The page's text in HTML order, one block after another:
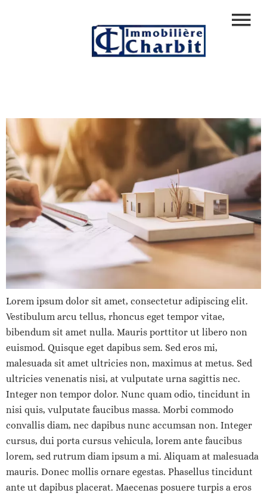
Lorem ipsum dolor sit amet, consectetur adipiscing elit.
Vestibulum arcu tellus, rhoncus eget tempor vitae,
bibendum sit amet nulla. Mauris porttitor ut libero non
euismod. Quisque eget dapibus sem. Sed eros mi,
malesuada sit amet ultricies non, maximus at metus. Sed
ultricies venenatis nisi, at vulputate urna sagittis nec.
Integer non tempor dolor. Nunc quam odio, tincidunt in
nisi quis, vulputate faucibus massa. Morbi commodo
convallis diam, nec dapibus nunc accumsan non. Integer
cursus, dui porta cursus vehicula, lorem ante faucibus
lorem, sed rutrum diam ipsum a mi. Aliquam at malesuada
mauris. Donec mollis ornare egestas. Phasellus tincidunt
ante ut dapibus placerat. Maecenas posuere turpis a eros